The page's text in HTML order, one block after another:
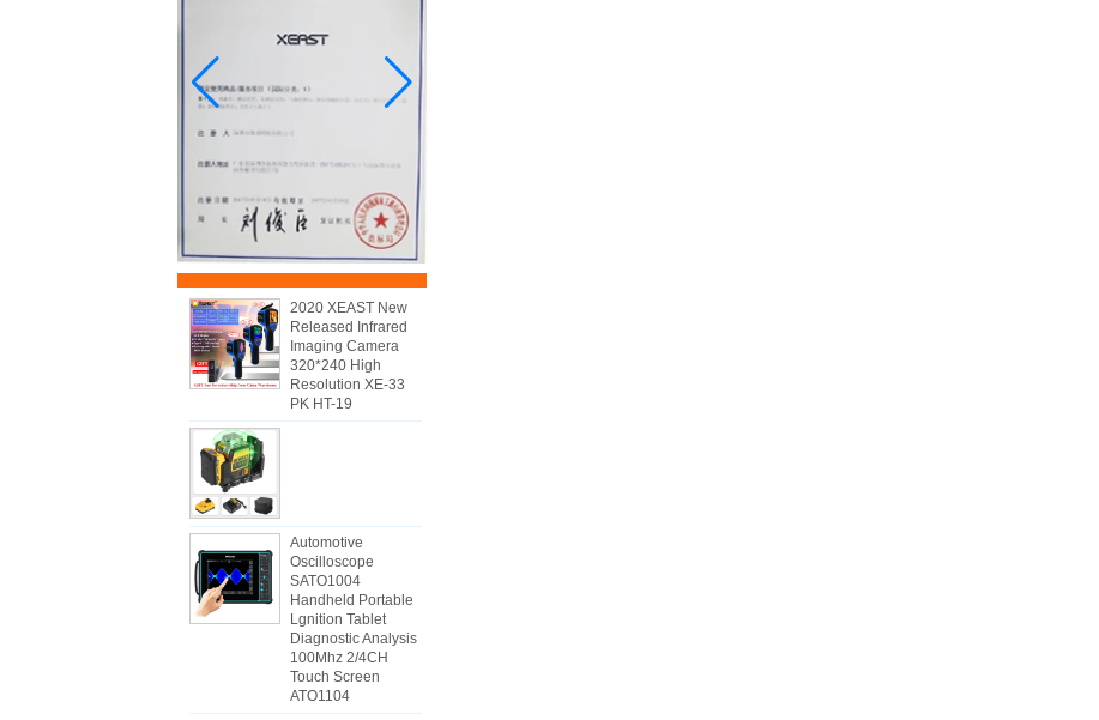
2020 XEAST New
Released Infrared
Imaging Camera
320*240 High
Resolution XE-33
PK HT-19
Automotive
Oscilloscope
SATO1004
Handheld Portable
Lgnition Tablet
Diagnostic Analysis
100Mhz 2/4CH
Touch Screen
ATO1104